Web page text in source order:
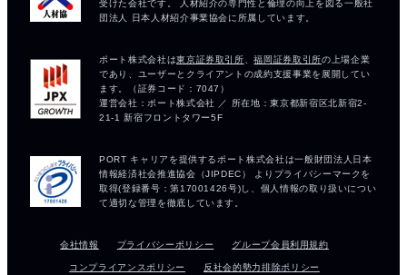
会社情報 プライバシーポリシー グループ会員利用規約
コンプライアンスポリシー 反社会的勢力排除ポリシー